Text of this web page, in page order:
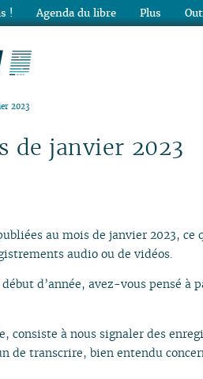
2023
de janvier 2023
au mois de janvier 2023, ce
audio ou de vidéos.
d’année, avez-vous pensé à
consiste à nous signaler des
de transcrire, bien entendu
! Agenda du libre Plus